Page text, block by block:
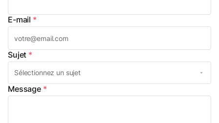
E-mail *
Sujet *
Message *